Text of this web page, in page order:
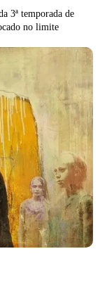
3ª temporada de
no limite